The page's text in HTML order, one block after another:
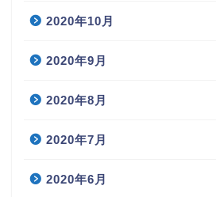
2020年10月
2020年9月
2020年8月
2020年7月
2020年6月